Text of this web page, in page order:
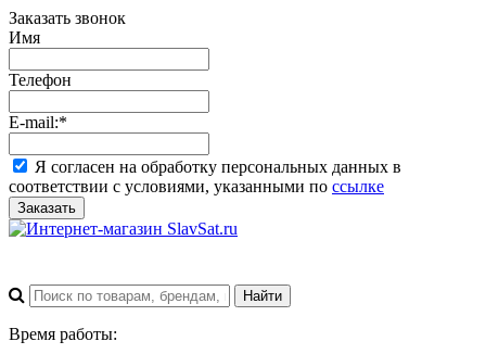
Заказать звонок
Имя
Телефон
E-mail:*
Я согласен на обработку персональных данных в
соответствии с условиями, указанными по ссылке
Заказать
Время работы: